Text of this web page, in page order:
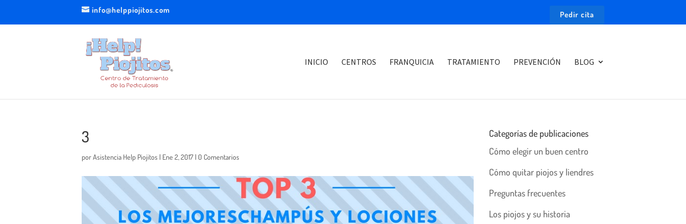
info@helppiojitos.com Pedir cita
INICIO CENTROS FRANQUICIA TRATAMIENTO PREVENCIÓN BLOG
3
porAsistencia Help Piojitos | Ene 2, 2017 | 0 Comentarios
Categorías de publicaciones
Cómo elegir un buen centro
Cómo quitar piojos y liendres
Preguntas frecuentes
Los piojos y su historia